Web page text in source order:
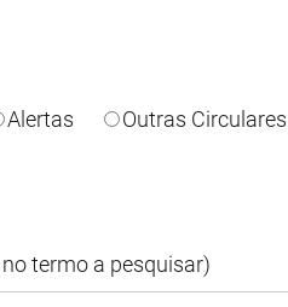
Alertas Outras Circulares
termo a pesquisar)